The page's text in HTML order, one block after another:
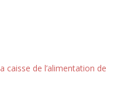
caisse de l’alimentation de